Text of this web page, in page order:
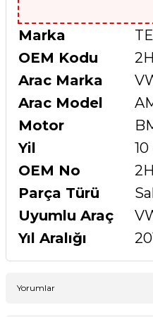
Marka
OEM Kodu
Arac Marka
Arac Model
Motor
Yil
10
OEM No
Parça Türü
Uyumlu Araç
Yıl Aralığı
Yorumlar